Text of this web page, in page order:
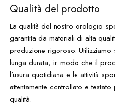
Qualità del prodotto
La qualità del nostro orologio
garantita da materiali di alta
produzione rigoroso. Utilizziamo
lunga durata, in modo che il
l’usura quotidiana e le attività
attentamente controllato e testato
qualità.